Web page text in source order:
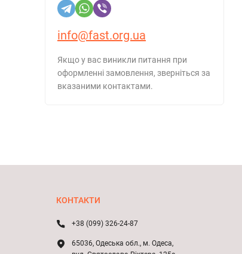
info@fast.org.ua
Якщо у вас виникли питання при
оформленні замовлення, зверніться за
вказаними контактами.
КОНТАКТИ
+38 (099) 326-24-87
65036, Одеська обл., м. Одеса,